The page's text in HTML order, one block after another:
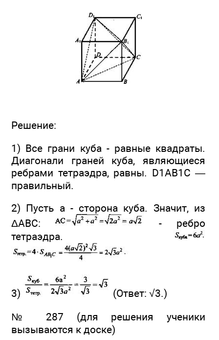
Решение:
1) Все грани куба - равные квадраты.
Диагонали граней куба, являющиеся
ребрами тетраэдра, равны. D1AB1C —
правильный.
2) Пусть а - сторона куба. Значит, из
ΔАВС:
- ребро
тетраэдра.
3)
(Ответ: √3.)
№ 287 (для решения ученики
вызываются к доске)